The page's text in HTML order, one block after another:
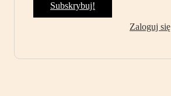
Subskrybuj!
Zaloguj się